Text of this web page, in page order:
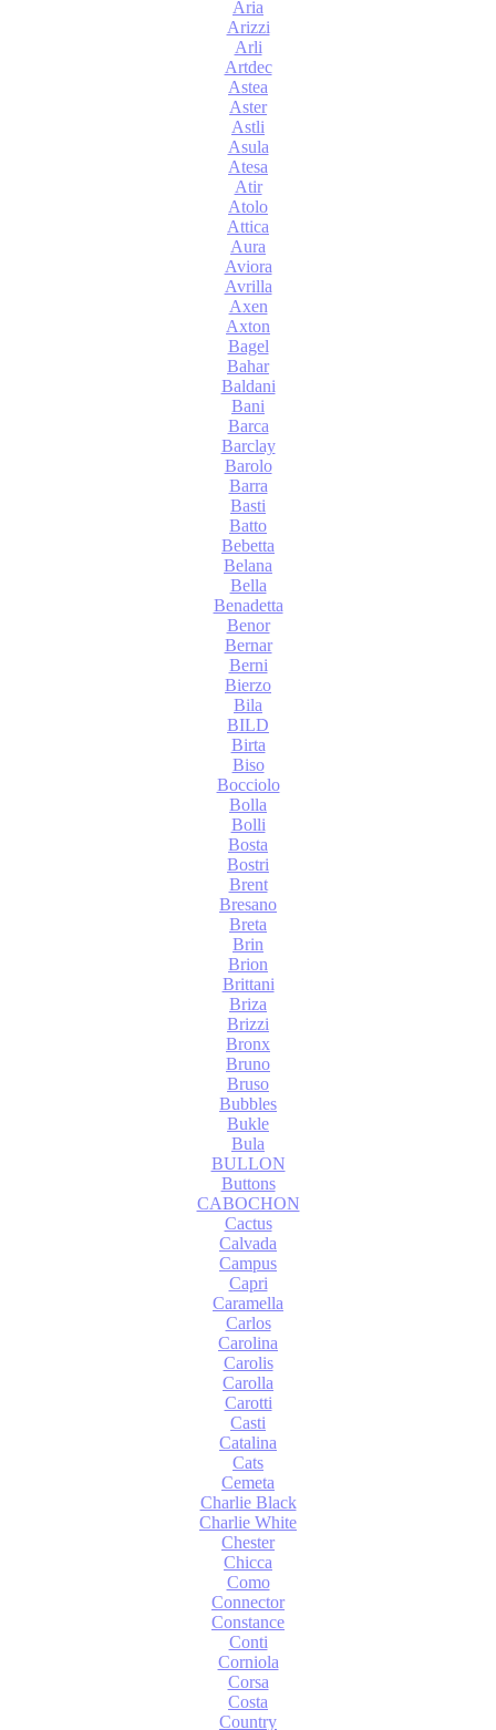
Aria
Arizzi
Arli
Artdec
Astea
Aster
Astli
Asula
Atesa
Atir
Atolo
Attica
Aura
Aviora
Avrilla
Axen
Axton
Bagel
Bahar
Baldani
Bani
Barca
Barclay
Barolo
Barra
Basti
Batto
Bebetta
Belana
Bella
Benadetta
Benor
Bernar
Berni
Bierzo
Bila
BILD
Birta
Biso
Bocciolo
Bolla
Bolli
Bosta
Bostri
Brent
Bresano
Breta
Brin
Brion
Brittani
Briza
Brizzi
Bronx
Bruno
Bruso
Bubbles
Bukle
Bula
BULLON
Buttons
CABOCHON
Cactus
Calvada
Campus
Capri
Caramella
Carlos
Carolina
Carolis
Carolla
Carotti
Casti
Catalina
Cats
Cemeta
Charlie Black
Charlie White
Chester
Chicca
Como
Connector
Constance
Conti
Corniola
Corsa
Costa
Country